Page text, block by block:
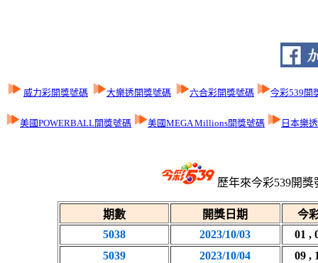
威力彩開獎號碼 大樂透開獎號碼 六合彩開獎號碼 今彩539開
美國POWERBALL開獎號碼 美國MEGA Millions開獎號碼 日本樂
歷年來今彩539開
期數 開獎日期
今
5038
2023/10/03
01 ,
5039
2023/10/04
09 ,